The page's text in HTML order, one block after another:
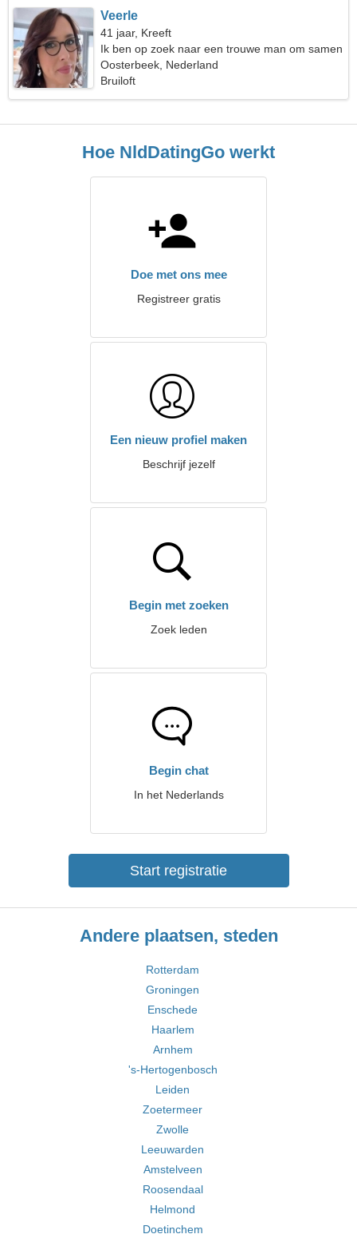
Veerle
41 jaar, Kreeft
Ik ben op zoek naar een trouwe man om samen
te wandelen
Oosterbeek, Nederland
Bruiloft
Hoe NldDatingGo werkt
Doe met ons mee
Registreer gratis
Een nieuw profiel maken
Beschrijf jezelf
Begin met zoeken
Zoek leden
Begin chat
In het Nederlands
Start registratie
Andere plaatsen, steden
Rotterdam
Groningen
Enschede
Haarlem
Arnhem
's-Hertogenbosch
Leiden
Zoetermeer
Zwolle
Leeuwarden
Amstelveen
Roosendaal
Helmond
Doetinchem